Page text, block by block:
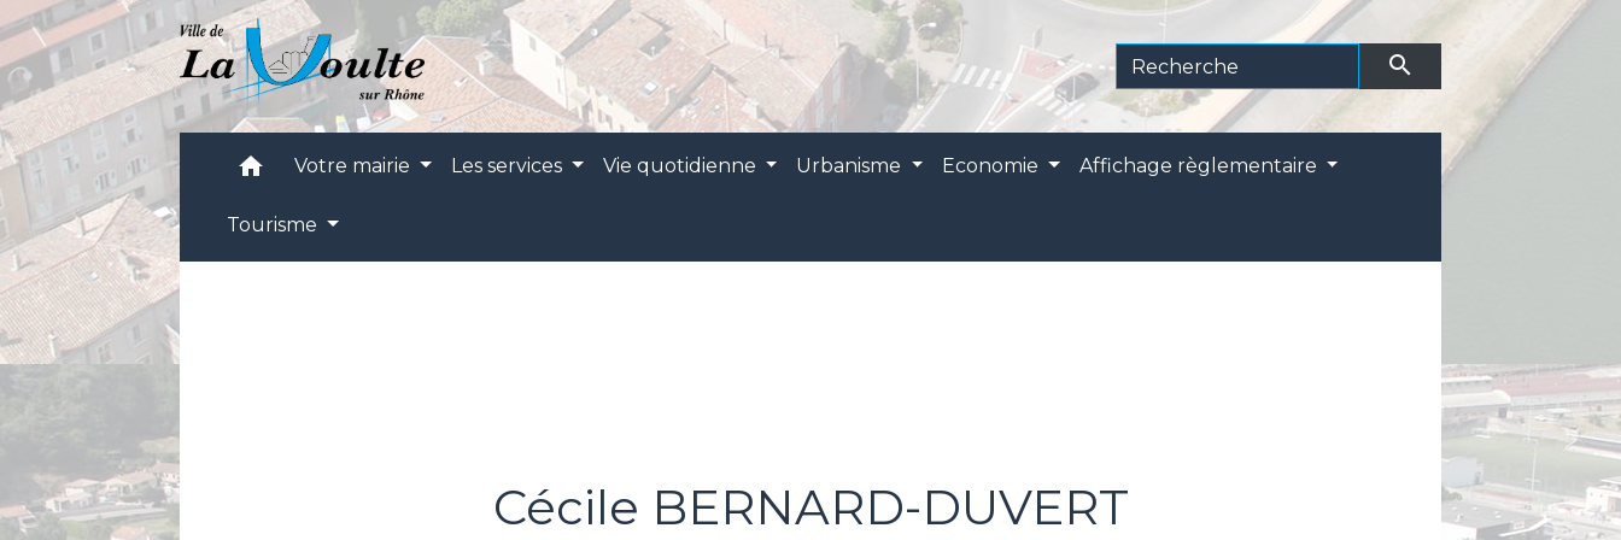
search
home Votre mairie Les services Vie quotidienne Urbanisme Economie Affichage règlementaire
Tourisme
Cécile BERNARD-DUVERT